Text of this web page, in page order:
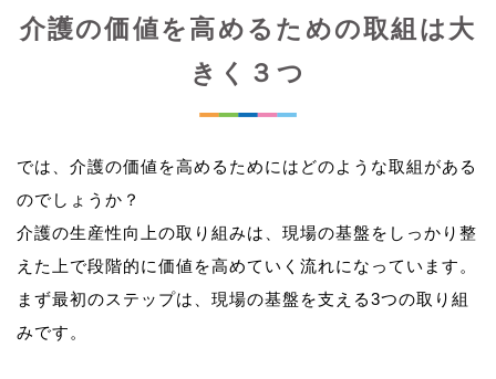
介護の価値を高めるための取組は大
きく３つ
では、介護の価値を高めるためにはどのような取組がある
のでしょうか？
介護の生産性向上の取り組みは、現場の基盤をしっかり整
えた上で段階的に価値を高めていく流れになっています。
まず最初のステップは、現場の基盤を支える3つの取り組